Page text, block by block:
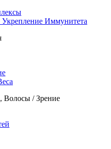
Иммунитета
Волосы / Зрение